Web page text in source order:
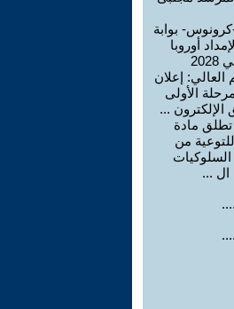
بوابة
أوروبا
العالي: إعلان
الأولى
الإلكترون ...
تطلق مادة
من
ال ...